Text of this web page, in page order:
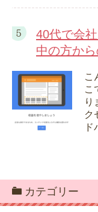
40代で会
中の方か
こ
こ
り
ク
ド
カテゴリー